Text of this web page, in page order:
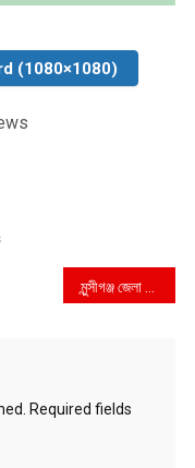
(1080×1080)
মুন্সীগঞ্জ জেলা পুলিশের কিট প্যারেড অনুষ্ঠিত
Required fields